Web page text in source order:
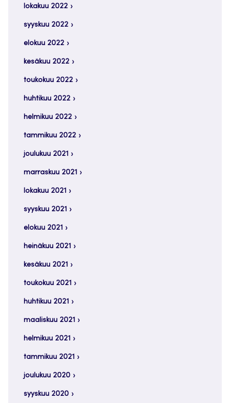
lokakuu 2022
syyskuu 2022
elokuu 2022
kesäkuu 2022
toukokuu 2022
huhtikuu 2022
helmikuu 2022
tammikuu 2022
joulukuu 2021
marraskuu 2021
lokakuu 2021
syyskuu 2021
elokuu 2021
heinäkuu 2021
kesäkuu 2021
toukokuu 2021
huhtikuu 2021
maaliskuu 2021
helmikuu 2021
tammikuu 2021
joulukuu 2020
syyskuu 2020